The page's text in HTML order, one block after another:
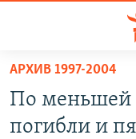
упрощенного
доступа
Вернуться
ПОДКАСТЫ
АРХИВ 1997-2004
По меньшей
погибли и